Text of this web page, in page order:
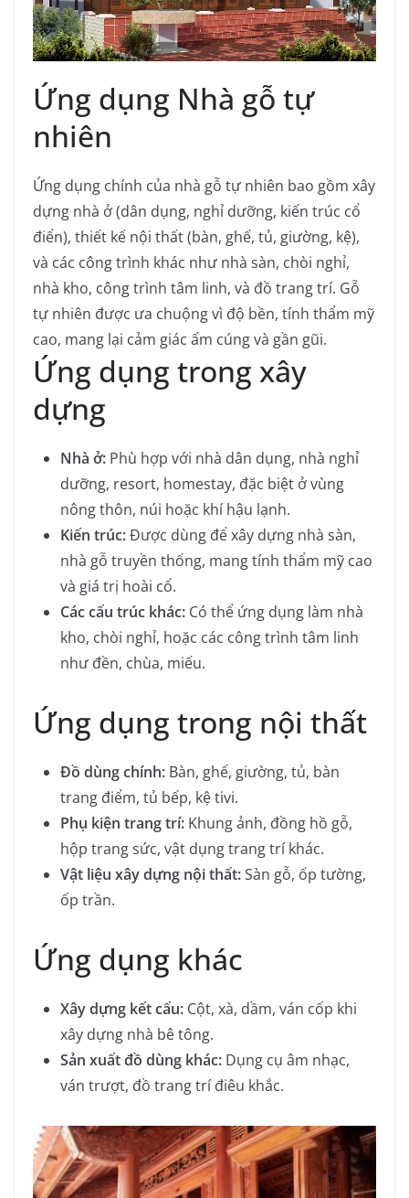
Ứng dụng Nhà gỗ tự
nhiên
Ứng dụng chính của nhà gỗ tự nhiên bao gồm xây
dựng nhà ở (dân dụng, nghỉ dưỡng, kiến trúc cổ
điển), thiết kế nội thất (bàn, ghế, tủ, giường, kệ),
và các công trình khác như nhà sàn, chòi nghỉ,
nhà kho, công trình tâm linh, và đồ trang trí. Gỗ
tự nhiên được ưa chuộng vì độ bền, tính thẩm mỹ
cao, mang lại cảm giác ấm cúng và gần gũi.
Ứng dụng trong xây
dựng
Nhà ở: Phù hợp với nhà dân dụng, nhà nghỉ
dưỡng, resort, homestay, đặc biệt ở vùng
nông thôn, núi hoặc khí hậu lạnh.
Kiến trúc:Được dùng để xây dựng nhà sàn,
nhà gỗ truyền thống, mang tính thẩm mỹ cao
và giá trị hoài cổ.
Các cấu trúc khác: Có thể ứng dụng làm nhà
kho, chòi nghỉ, hoặc các công trình tâm linh
như đền, chùa, miếu.
Ứng dụng trong nội thất
Đồ dùng chính: Bàn, ghế, giường, tủ, bàn
trang điểm, tủ bếp, kệ tivi.
Phụ kiện trang trí: Khung ảnh, đồng hồ gỗ,
hộp trang sức, vật dụng trang trí khác.
Vật liệu xây dựng nội thất:Sàn gỗ, ốp tường,
ốp trần.
Ứng dụng khác
Xây dựng kết cấu: Cột, xà, dầm, ván cốp khi
xây dựng nhà bê tông.
Sản xuất đồ dùng khác: Dụng cụ âm nhạc,
ván trượt, đồ trang trí điêu khắc.